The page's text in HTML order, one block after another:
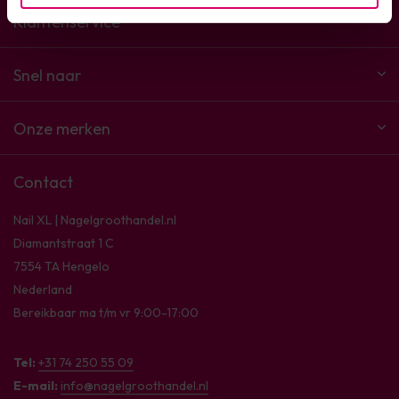
Klantenservice
Snel naar
Onze merken
Contact
Nail XL | Nagelgroothandel.nl
Diamantstraat 1 C
7554 TA Hengelo
Nederland
Bereikbaar ma t/m vr 9:00-17:00
Tel: +31 74 250 55 09
E-mail: info@nagelgroothandel.nl